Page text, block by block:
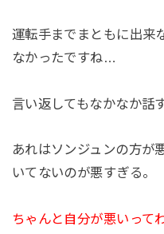
運転手までまともに出来
なかったですね…
言い返してもなかなか話
あれはソンジュンの方が
いてないのが悪すぎる。
ちゃんと自分が悪いって